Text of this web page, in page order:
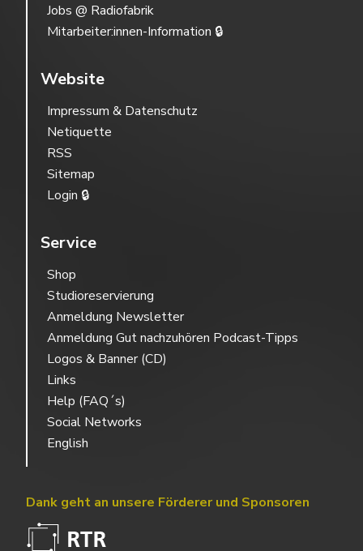
Jobs @ Radiofabrik
Mitarbeiter:innen-Information 🔒
Website
Impressum & Datenschutz
Netiquette
RSS
Sitemap
Login 🔒
Service
Shop
Studioreservierung
Anmeldung Newsletter
Anmeldung Gut nachzuhören Podcast-Tipps
Logos & Banner (CD)
Links
Help (FAQ´s)
Social Networks
English
Dank geht an unsere Förderer und Sponsoren